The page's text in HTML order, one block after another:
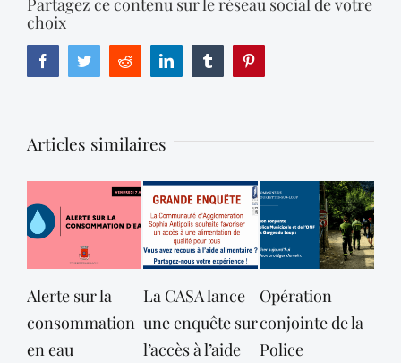
choix
FacebookTwitterReddit LinkedIn Tumblr
Articles similaires
Alerte sur la
consommation
en eau
La CASA lance
une enquête sur
l’accès à l’aide
Opération
conjointe de la
Police